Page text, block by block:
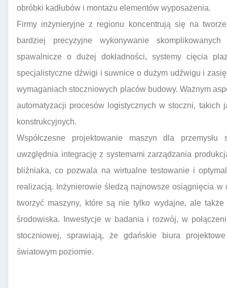
obróbki kadłubów i montażu elementów wyposażenia.
Firmy inżynieryjne z regionu koncentrują się na
bardziej precyzyjne wykonywanie
spawalnicze o dużej dokładności, systemy cięcia
specjalistyczne dźwigi i suwnice o dużym udźwigu i
wymaganiach stoczniowych placów budowy. Ważnym
automatyzacji procesów logistycznych w stoczni, takich
konstrukcyjnych.
Współczesne projektowanie maszyn dla
uwzględnia integrację z systemami zarządzania
bliźniaka, co pozwala na wirtualne testowanie i
realizacją. Inżynierowie śledzą najnowsze osiągnięcia w
tworzyć maszyny, które są nie tylko wydajne, ale
środowiska. Inwestycje w badania i rozwój, w
stoczniowej, sprawiają, że gdańskie biura
światowym poziomie.